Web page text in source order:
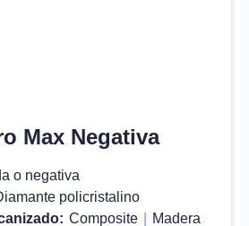
Max Negativa
o negativa
policristalino
Composite Madera